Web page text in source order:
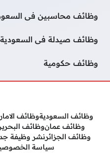
وظائف محاسبين فى
وظائف صيدلة فى السعودية
وظائف حكومية
وظائف السعوديةوظائف
وظائف عمانوظائف
وظائف الجزائرنشر وظيفة
سياسة